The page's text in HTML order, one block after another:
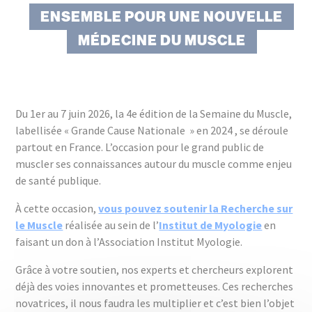
ENSEMBLE POUR UNE NOUVELLE
MÉDECINE DU MUSCLE
Du 1er au 7 juin 2026, la 4e édition de la Semaine du Muscle,
labellisée « Grande Cause Nationale » en 2024 , se déroule
partout en France. L’occasion pour le grand public de
muscler ses connaissances autour du muscle comme enjeu
de santé publique.
À cette occasion,vous pouvez soutenir la Recherche sur
le Muscle réalisée au sein de l’Institut de Myologieen
faisant un don à l’Association Institut Myologie.
Grâce à votre soutien, nos experts et chercheurs explorent
déjà des voies innovantes et prometteuses. Ces recherches
novatrices, il nous faudra les multiplier et c’est bien l’objet